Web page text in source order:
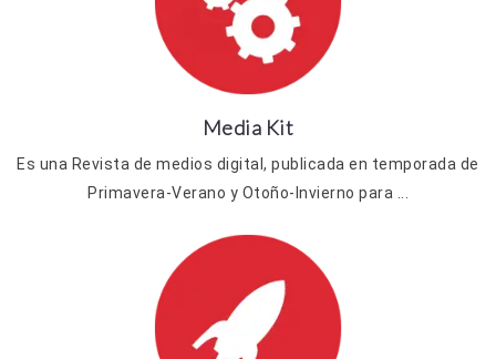
Media Kit
Es una Revista de medios digital, publicada en temporada de
Primavera-Verano y Otoño-Invierno para ...